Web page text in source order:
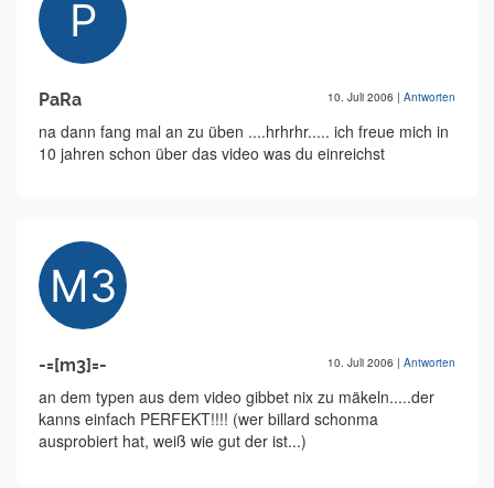
PaRa 10. Juli 2006 | Antworten
na dann fang mal an zu üben ....hrhrhr..... ich freue mich in
10 jahren schon über das video was du einreichst
-=[m3]=- 10. Juli 2006 | Antworten
an dem typen aus dem video gibbet nix zu mäkeln.....der
kanns einfach PERFEKT!!!! (wer billard schonma
ausprobiert hat, weiß wie gut der ist...)